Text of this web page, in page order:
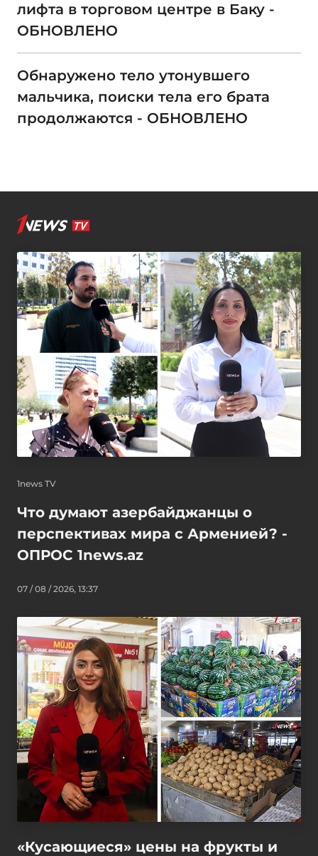
лифта в торговом центре в Баку -
ОБНОВЛЕНО
Обнаружено тело утонувшего
мальчика, поиски тела его брата
продолжаются - ОБНОВЛЕНО
1news TV
Что думают азербайджанцы о
перспективах мира с Арменией? -
ОПРОС 1news.az
07 / 08 / 2026, 13:37
«Кусающиеся» цены на фрукты и